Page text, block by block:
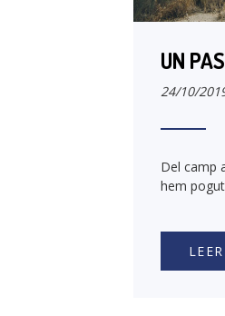
UN
24/10/
Del camp
hem